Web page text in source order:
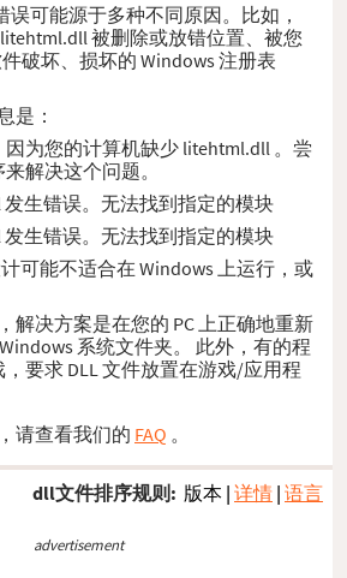
误可能源于多种不同原因。比如，
被删除或放错位置、被您
破坏、损坏的 Windows 注册表
是：
为您的计算机缺少 litehtml.dll 。尝
解决这个问题。
发生错误。无法找到指定的模块
生错误。无法找到指定的模块
可能不适合在 Windows 上运行，或
解决方案是在您的 PC 上正确地重新
系统文件夹。 此外，有的程
，要求 DLL 文件放置在游戏/应用程
请查看我们的 FAQ 。
dll文件排序规则: 版本 | 详情 | 语言
advertisement